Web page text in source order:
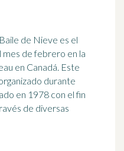
de Nieve es el
de febrero en la
Canadá. Este
durante
en 1978 con el fin
de diversas